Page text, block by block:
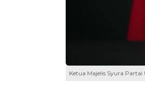
Ketua Majelis Syura